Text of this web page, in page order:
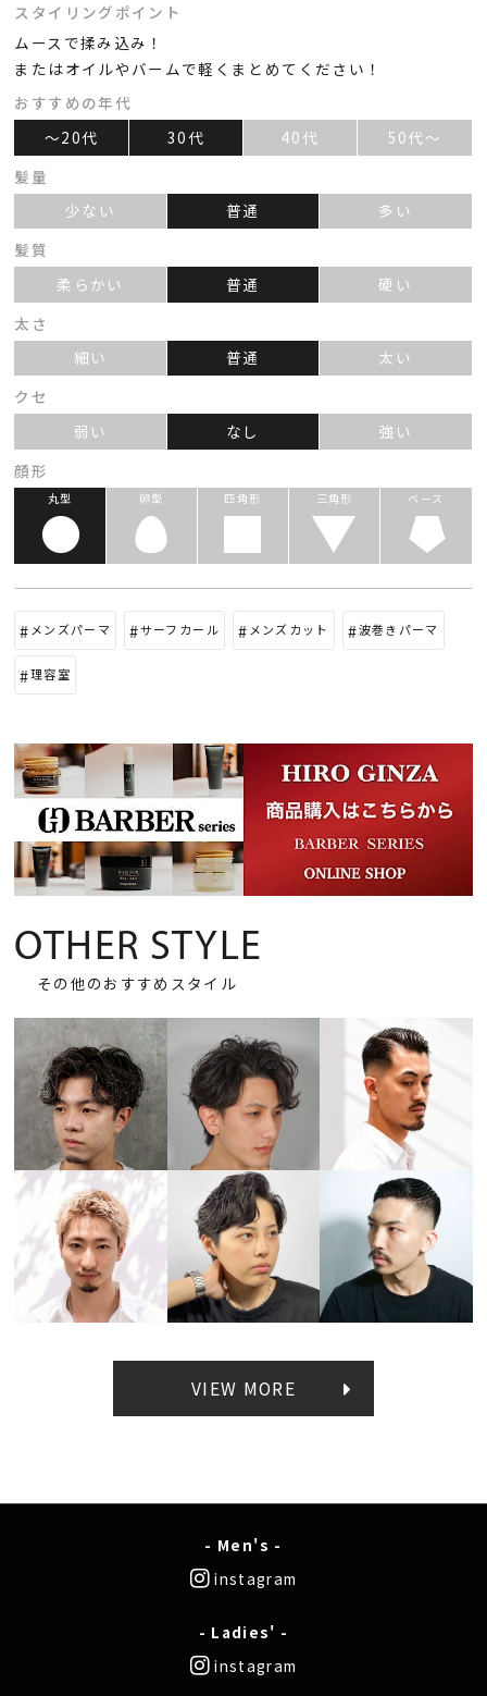
スタイリングポイント
ムースで揉み込み！
またはオイルやバームで軽くまとめてください！
おすすめの年代
～20代
30代 40代
50代～
髪量
少ない
普通
多い
髪質
柔らかい
普通
硬い
太さ
細い
普通
太い
クセ
弱い
なし
強い
顔形
丸型 卵型 四角形 三角形 ベース
メンズパーマ サーフカール メンズカット 波巻きパーマ
理容室
OTHER STYLE
その他のおすすめスタイル
VIEW MORE
- Men's -
instagram
- Ladies' -
instagram